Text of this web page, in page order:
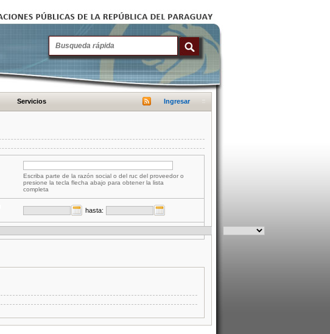
Servicios Ingresar
Escriba parte de la razón social o del ruc del proveedor o
presione la tecla flecha abajo para obtener la lista
completa
hasta: